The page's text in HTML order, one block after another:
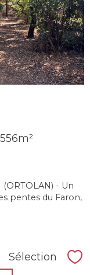
(ORTOLAN) - Un
pentes du Faron,
Sélection